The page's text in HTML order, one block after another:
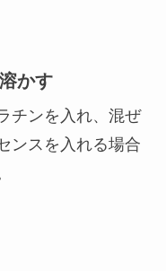
かす
チンを入れ、混ぜ
ンスを入れる場合